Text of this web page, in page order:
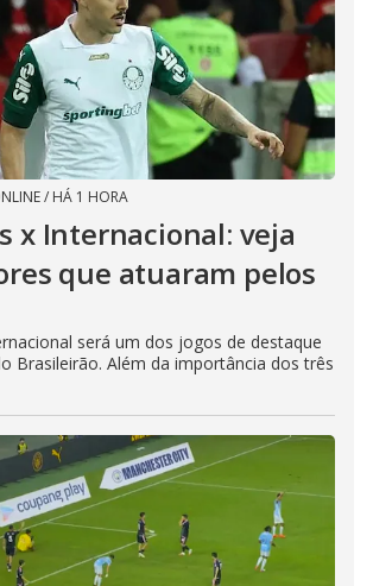
/ HÁ 1 HORA
x Internacional: veja
que atuaram pelos
será um dos jogos de destaque
Brasileirão. Além da importância dos três